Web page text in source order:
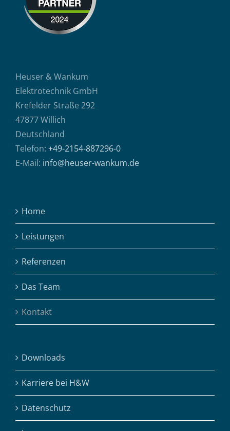
Heuser & Wankum
Elektrotechnik GmbH
Krefelder Straße 292
47877 Willich
Deutschland
Telefon: +49-2154-887296-0
E-Mail: info@heuser-wankum.de
Home
Leistungen
Referenzen
Das Team
Kontakt
Downloads
Karriere bei H&W
Datenschutz